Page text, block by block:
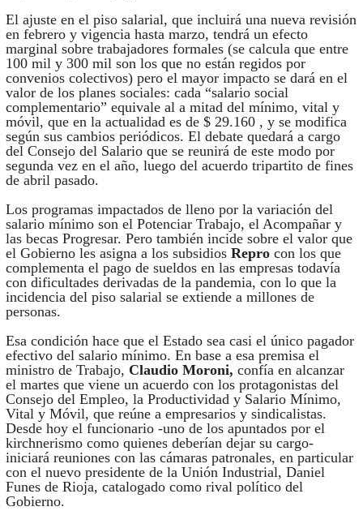
El ajuste en el piso salarial, que incluirá una nueva revisión
en febrero y vigencia hasta marzo, tendrá un efecto
marginal sobre trabajadores formales (se calcula que entre
100 mil y 300 mil son los que no están regidos por
convenios colectivos) pero el mayor impacto se dará en el
valor de los planes sociales: cada “salario social
complementario” equivale al a mitad del mínimo, vital y
móvil, que en la actualidad es de $ 29.160 , y se modifica
según sus cambios periódicos. El debate quedará a cargo
del Consejo del Salario que se reunirá de este modo por
segunda vez en el año, luego del acuerdo tripartito de fines
de abril pasado.
Los programas impactados de lleno por la variación del
salario mínimo son el Potenciar Trabajo, el Acompañar y
las becas Progresar. Pero también incide sobre el valor que
el Gobierno les asigna a los subsidios Reprocon los que
complementa el pago de sueldos en las empresas todavía
con dificultades derivadas de la pandemia, con lo que la
incidencia del piso salarial se extiende a millones de
personas.
Esa condición hace que el Estado sea casi el único pagador
efectivo del salario mínimo. En base a esa premisa el
ministro de Trabajo, Claudio Moroni, confía en alcanzar
el martes que viene un acuerdo con los protagonistas del
Consejo del Empleo, la Productividad y Salario Mínimo,
Vital y Móvil, que reúne a empresarios y sindicalistas.
Desde hoy el funcionario -uno de los apuntados por el
kirchnerismo como quienes deberían dejar su cargo-
iniciará reuniones con las cámaras patronales, en particular
con el nuevo presidente de la Unión Industrial, Daniel
Funes de Rioja, catalogado como rival político del
Gobierno.